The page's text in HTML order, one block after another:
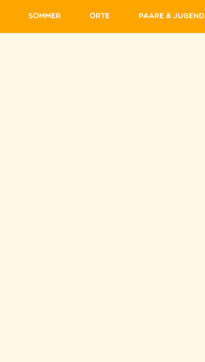
Sommer Orte Paare & Jugend